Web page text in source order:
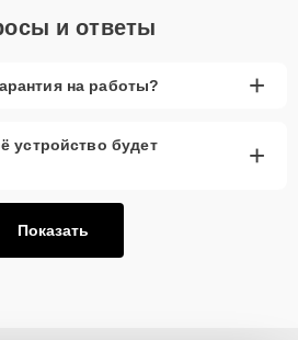
и ответы
на работы? +
устройство будет
+
Показать